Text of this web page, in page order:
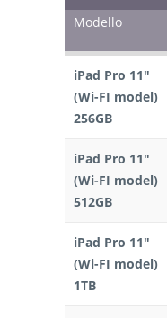
Modello
iPad Pro 11″
(Wi-FI model)
256GB
iPad Pro 11″
(Wi-FI model)
512GB
iPad Pro 11″
(Wi-FI model)
1TB